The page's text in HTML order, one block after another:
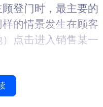
登门时，最主要的
的情景发生在顾客
点击进入销售某一